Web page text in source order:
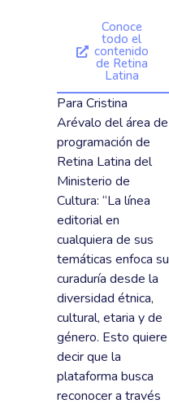
Conoce
todo el
contenido
de Retina
Latina
Para Cristina
Arévalo del área de
programación de
Retina Latina del
Ministerio de
Cultura: “La línea
editorial en
cualquiera de sus
temáticas enfoca su
curaduría desde la
diversidad étnica,
cultural, etaria y de
género. Esto quiere
decir que la
plataforma busca
reconocer a través